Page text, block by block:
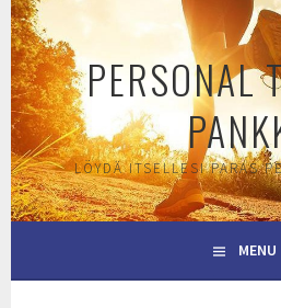
Skip
to
content
PERSONAL
LÖYDÄ ITSELLESI PARAS
MENU